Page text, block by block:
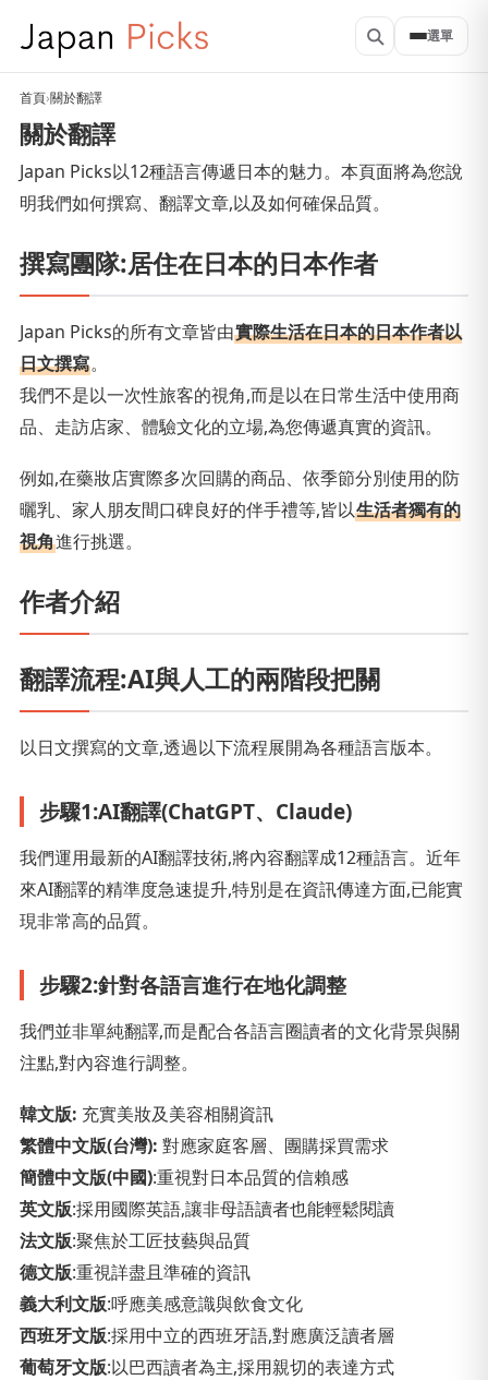
選單
首頁›關於翻譯
關於翻譯
Japan Picks以12種語言傳遞日本的魅力。本頁面將為您說
明我們如何撰寫、翻譯文章,以及如何確保品質。
撰寫團隊:居住在日本的日本作者
Japan Picks的所有文章皆由實際生活在日本的日本作者以
日文撰寫。
我們不是以一次性旅客的視角,而是以在日常生活中使用商
品、走訪店家、體驗文化的立場,為您傳遞真實的資訊。
例如,在藥妝店實際多次回購的商品、依季節分別使用的防
曬乳、家人朋友間口碑良好的伴手禮等,皆以生活者獨有的
視角進行挑選。
作者介紹
翻譯流程:AI與人工的兩階段把關
以日文撰寫的文章,透過以下流程展開為各種語言版本。
步驟1:AI翻譯(ChatGPT、Claude)
我們運用最新的AI翻譯技術,將內容翻譯成12種語言。近年
來AI翻譯的精準度急速提升,特別是在資訊傳達方面,已能實
現非常高的品質。
步驟2:針對各語言進行在地化調整
我們並非單純翻譯,而是配合各語言圈讀者的文化背景與關
注點,對內容進行調整。
韓文版: 充實美妝及美容相關資訊
繁體中文版(台灣): 對應家庭客層、團購採買需求
簡體中文版(中國):重視對日本品質的信賴感
英文版:採用國際英語,讓非母語讀者也能輕鬆閱讀
法文版:聚焦於工匠技藝與品質
德文版:重視詳盡且準確的資訊
義大利文版:呼應美感意識與飲食文化
西班牙文版:採用中立的西班牙語,對應廣泛讀者層
葡萄牙文版:以巴西讀者為主,採用親切的表達方式